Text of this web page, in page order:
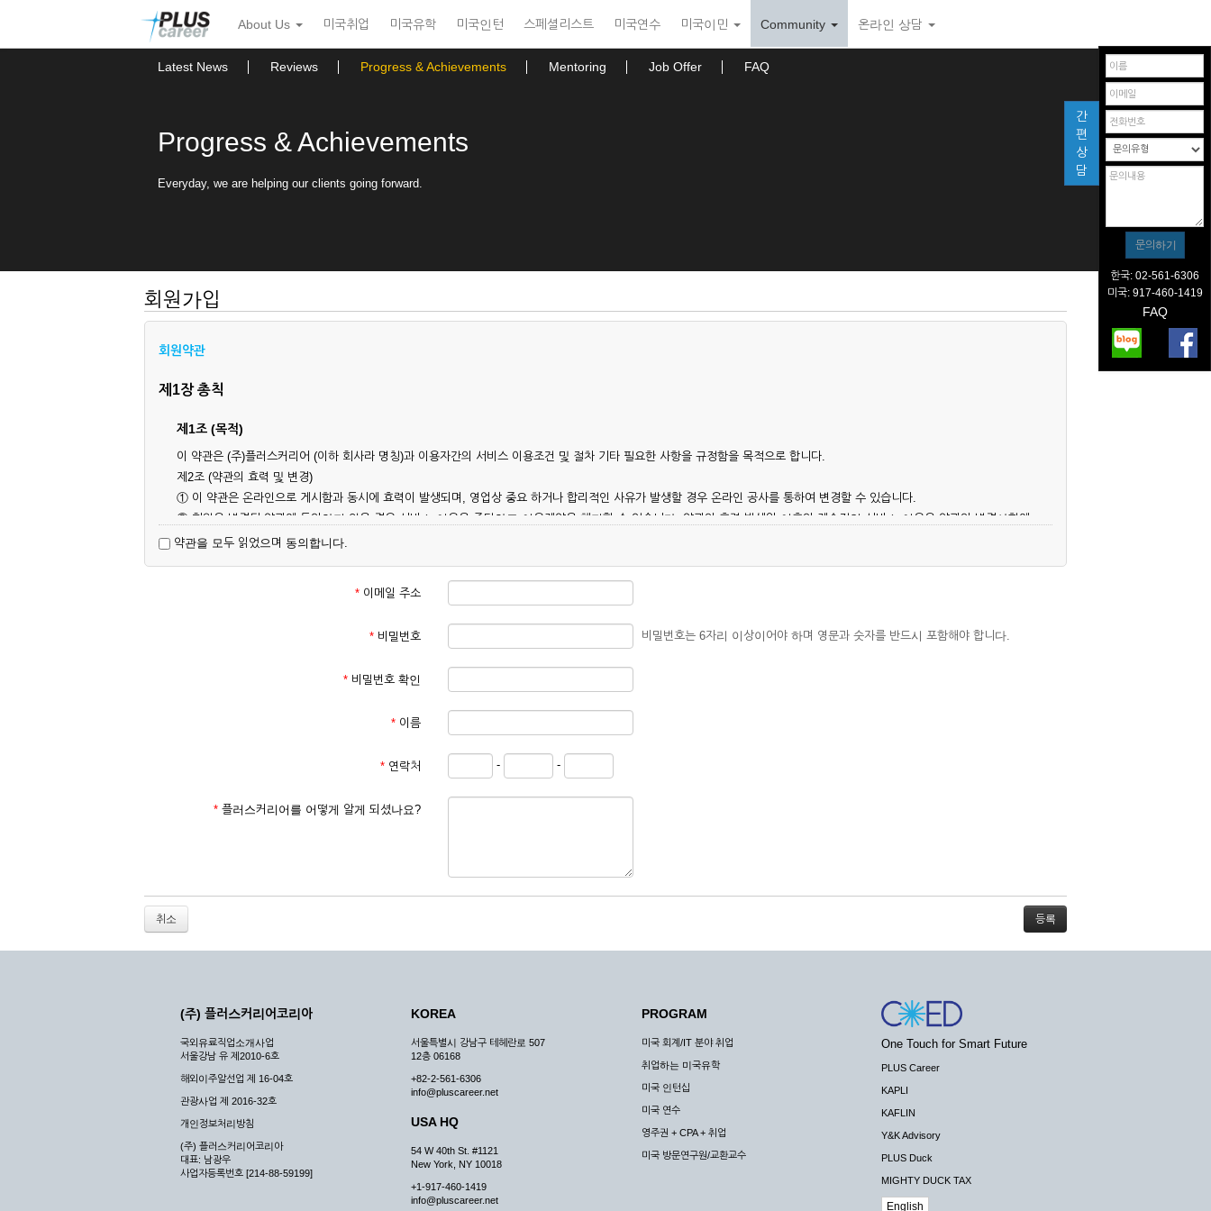
뉴
토
About Us 미국취업 미국유학 미국인턴 스페셜리스트 미국연수 미국이민 Community 온라인 상담
Latest News Reviews Progress & Achievements Mentoring Job Offer FAQ
Progress & Achievements
Everyday, we are helping our clients going forward.
회원가입
회원약관
제1장 총칙
제1조 (목적)
이 약관은 (주)플러스커리어 (이하 회사라 명칭)과 이용자간의 서비스 이용조건 및 절차 기타 필요한 사항을 규정함을 목적으로 합니다.
제2조 (약관의 효력 및 변경)
① 이 약관은 온라인으로 게시함과 동시에 효력이 발생되며, 영업상 중요 하거나 합리적인 사유가 발생할 경우 온라인 공사를 통하여 변경할 수 있습니다.
② 회원은 변경된 약관에 동의하지 않을 경우 서비스 이용을 중단하고 이용계약을 해지할 수 있습니다. 약관의 효력 발생일 이후의 계속적인 서비스 이용은 약관의 변경사항에
대해 동의한 것으로 간주됩니다.
제3조 (약관의 외 준칙)
이 약관에 명시되지 않은 사항은 회사의 공지, 이용안내 및 기타 관계법령의 규정에 따릅니다.
① 서비스 이용계약은 서비스 이용 희망자가 본 약관에 동의한 후 신청자의 실질 정보를 입력하여 회사에 신청하고 회사가 이를 심사, 승낙함으로써 성립하며, 회사는 신청자
② 회원가입시 입력한 ID는 변경할 수 없으며, 회원 1인당 한 개의 ID가 발급됩니다. 부득이한 경우로 인해 변경하고자 하는 경우에는 해당 아이디를 해지하고 재가입해야 합니
③ 회사는 아래의 각 호에 해당하는 이용자에 대하여는 가입을 거절하거나 취소할 수 있으며, 실명으로 등록하지 않은 자의 일체의 권리를 제한할 수 있습니다.
2. 개인정보를 허위로 기재하여 신청할 경우
8. 기타 회사가 정한 제반 사항을 위반하며 신청하는 경우
② 시스템 점검, 교체 및 고장, 기술적인 이유, 국가비상사태, 정전, 서비스 설비의 장애, 서비스 이용의 폭주 등의 정상적인 서비스가 불가능할 경우 회사는 사전 공지나 예고 없
③ 기타 회사는 서비스를 제공할 수 없는 합당한 사유가 발생한 경우
④ 회사는 제 2항 및 제 3항의 사유로 서비스의 제공이 일시적으로 중지됨으로 인해 이용자 또는 제 3자가 입은 손해에 대하여 배상하지 않습니다.
제3장 권리 및 의무
제6조 (회사의 의무)
① 회사는 특별한 사정이 없는 한 이용자가 신청한 후 즉시 서비스를 이용할 수 있도록 하고 계속적, 안정적으로 서비스를 제공할 수 있도록 최선의 노력을 다하여야 합니다.
② 회사는 이용자의 개인 신상 정보를 본인의 승낙 없이 타인에게 누설, 배포하여서는 안됩니다. 다만, 관계법령에 의하여 국가기관 등의 합법적인 요구가 있는 경우에는 해당
약관을 모두 읽었으며 동의합니다.
* 이메일 주소
* 비밀번호 비밀번호는 6자리 이상이어야 하며 영문과 숫자를 반드시 포함해야 합니다.
* 비밀번호 확인
* 이름
* 연락처 - -
* 플러스커리어를 어떻게 알게 되셨나요?
취소
간
편
상
담
한국: 02-561-6306
미국: 917-460-1419
FAQ
(주) 플러스커리어코리아
국외유료직업소개사업
서울강남 유 제2010-6호
해외이주알선업 제 16-04호
관광사업 제 2016-32호
개인정보처리방침
(주) 플러스커리어코리아
대표: 남광우
사업자등록번호 [214-88-59199]
KOREA
서울특별시 강남구 테헤란로 507
12층 06168
+82-2-561-6306
info@pluscareer.net
USA HQ
54 W 40th St. #1121
New York, NY 10018
+1-917-460-1419
info@pluscareer.net
PROGRAM
미국 회계/IT 분야 취업
취업하는 미국유학
미국 인턴십
미국 연수
영주권 + CPA + 취업
미국 방문연구원/교환교수
One Touch for Smart Future
PLUS Career
KAPLI
KAFLIN
Y&K Advisory
PLUS Duck
MIGHTY DUCK TAX
English